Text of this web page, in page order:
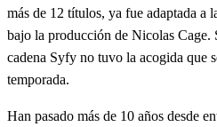
más de 12 títulos, ya fue adaptada a
bajo la producción de Nicolas Cage.
cadena Syfy no tuvo la acogida que
temporada.
Han pasado más de 10 años desde